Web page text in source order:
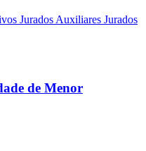
Jurados Auxiliares Jurados
de Menor